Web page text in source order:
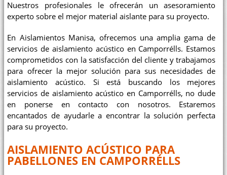
Nuestros profesionales le ofrecerán un asesoramiento
experto sobre el mejor material aislante para su proyecto.
En Aislamientos Manisa, ofrecemos una amplia gama de
servicios de aislamiento acústico en Camporrélls. Estamos
comprometidos con la satisfacción del cliente y trabajamos
para ofrecer la mejor solución para sus necesidades de
aislamiento acústico. Si está buscando los mejores
servicios de aislamiento acústico en Camporrélls, no dude
en ponerse en contacto con nosotros. Estaremos
encantados de ayudarle a encontrar la solución perfecta
para su proyecto.
AISLAMIENTO ACÚSTICO PARA
PABELLONES EN CAMPORRÉLLS